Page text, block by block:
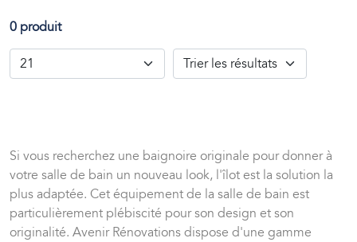
0 produit
Si vous recherchez une baignoire originale pour donner à
votre salle de bain un nouveau look, l'îlot est la solution la
plus adaptée. Cet équipement de la salle de bain est
particulièrement plébiscité pour son design et son
originalité. Avenir Rénovations dispose d'une gamme